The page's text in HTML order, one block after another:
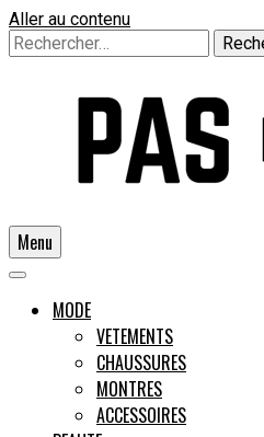
Aller au contenu
Rechercher :
Un guide pour l'homme moderne
Menu
MODE
VETEMENTS
CHAUSSURES
MONTRES
ACCESSOIRES